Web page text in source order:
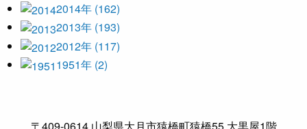
2014年 (162)
2013年 (193)
2012年 (117)
1951年 (2)